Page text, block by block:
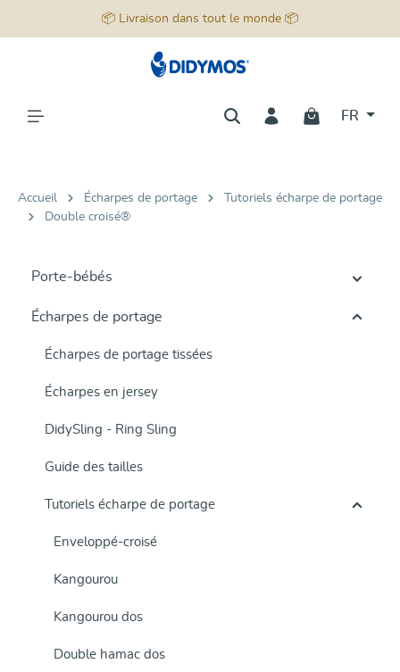
📦 Livraison dans tout le monde 📦
FR
Accueil Écharpes de portage
Tutoriels écharpe de portage
Double croisé®
Porte-bébés
Écharpes de portage
Écharpes de portage tissées
Écharpes en jersey
DidySling - Ring Sling
Guide des tailles
Tutoriels écharpe de portage
Enveloppé-croisé
Kangourou
Kangourou dos
Double hamac dos